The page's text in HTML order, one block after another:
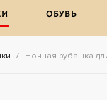
ОБУВЬ
Ночная рубашка